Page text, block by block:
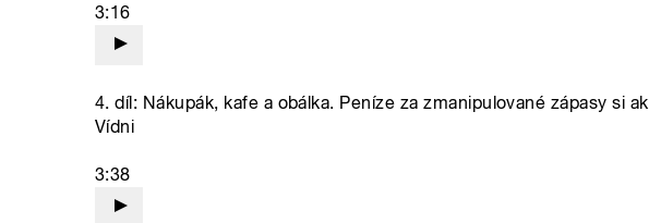
3:16
4. díl: Nákupák, kafe a obálka. Peníze za zmanipulované zápasy si
Vídni
3:38